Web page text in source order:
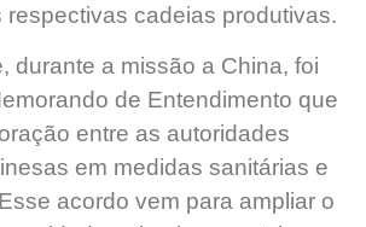
respectivas cadeias produtivas.
durante a missão a China, foi
de Entendimento que
entre as autoridades
em medidas sanitárias e
acordo vem para ampliar o